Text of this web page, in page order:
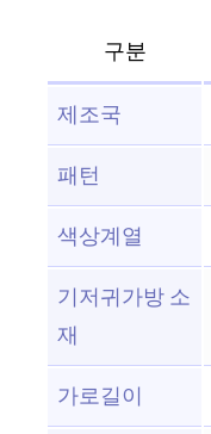
구분
제조국
패턴
색상계열
기저귀가방 소
재
가로길이